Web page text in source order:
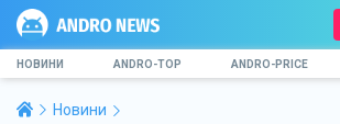
НОВИНИ ANDRO-TOP ANDRO-PRICE
Новини